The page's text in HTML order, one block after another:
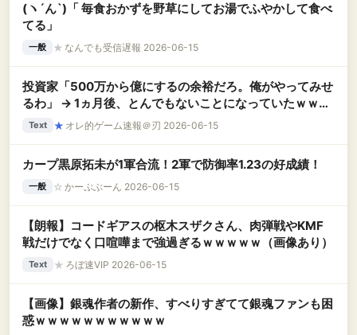
(ヽ´ん`)「 毎食おかずを野草にしてお湯でふやかして食べ
てる」
一般 ★ なんでも受信遅報 2026-06-15
投資家「500万から億にするの余裕だろ。俺がやってみせ
るわ」 → 1ヵ月後、とんでもないことになっていたｗｗｗ
ｗｗ
Text ★ オレ的ゲーム速報＠刃 2026-06-15
カープ黒原拓未が1軍合流！2軍で防御率1.23の好成績！
一般 ☆ かーぷぶーん 2026-06-15
【朗報】コードギアスの枢木スザクさん、肉弾戦やKMF
戦だけでなく口喧嘩まで強過ぎるｗｗｗｗｗ（画像あり）
Text ★ ろぼ速VIP 2026-06-15
【画像】銀魂作者の新作、すべりすぎてて銀魂ファンも困
惑ｗｗｗｗｗｗｗｗｗｗｗ